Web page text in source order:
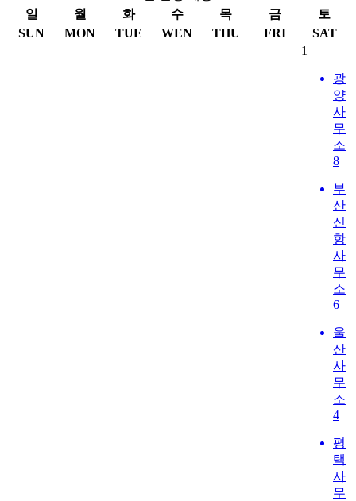
일
월 화 수 목 금
토
SUN
MON TUE WEN THU FRI
SAT
1
광
양
사
무
소
8
부
산
신
항
사
무
소
6
울
산
사
무
소
4
평
택
사
무